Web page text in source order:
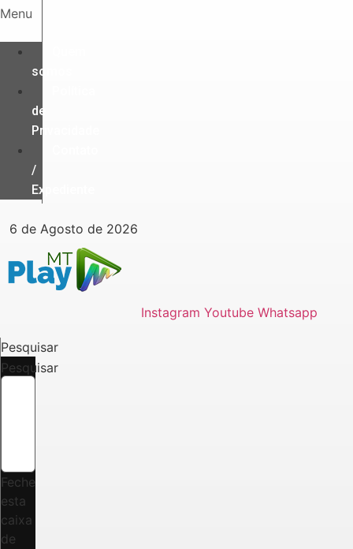
Ir
o
conteúdo
Menu
somos
de
Privacidade
/
Expediente
6 de Agosto de 2026
Instagram Youtube Whatsapp
Pesquisar
Pesquisar
Feche
esta
caixa
de